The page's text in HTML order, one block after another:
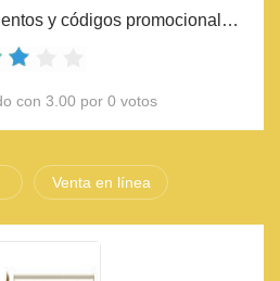
Descuentos y códigos promocionales Vinccihoteles 2023
con 3.00 por 0 votos
Venta en línea